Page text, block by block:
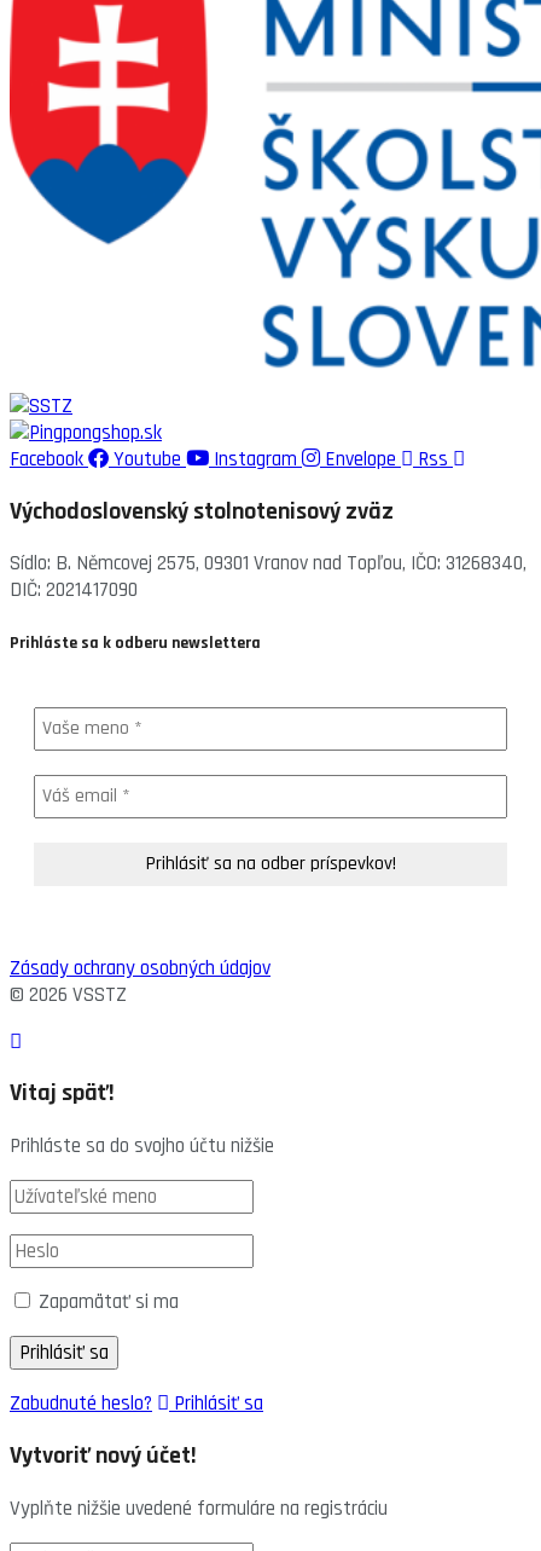
Facebook Youtube Instagram Envelope Rss
Východoslovenský stolnotenisový zväz
Sídlo: B. Němcovej 2575, 09301 Vranov nad Topľou, IČO: 31268340,
DIČ: 2021417090
Prihláste sa k odberu newslettera
Zásady ochrany osobných údajov
© 2026 VSSTZ
Vitaj späť!
Prihláste sa do svojho účtu nižšie
Zapamätať si ma
Zabudnuté heslo? Prihlásiť sa
Vytvoriť nový účet!
Vyplňte nižšie uvedené formuláre na registráciu